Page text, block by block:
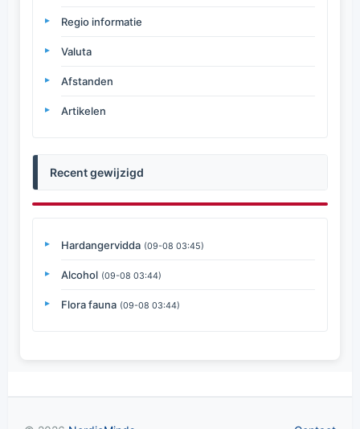
Regio informatie
Valuta
Afstanden
Artikelen
Recent gewijzigd
Hardangervidda (09-08 03:45)
Alcohol (09-08 03:44)
Flora fauna (09-08 03:44)